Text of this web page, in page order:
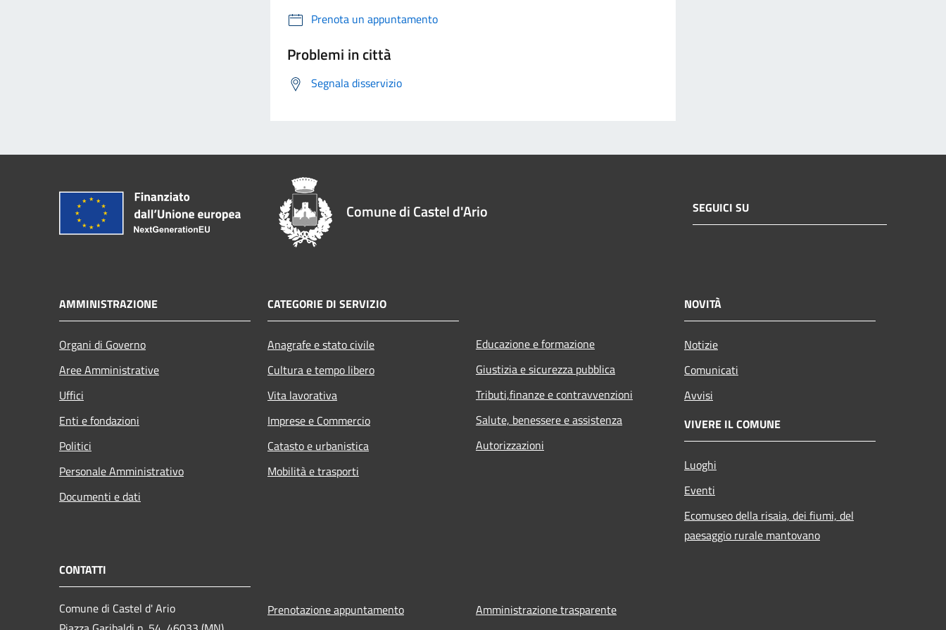
Prenota un appuntamento
Problemi in città
Segnala disservizio
Comune di Castel d'Ario SEGUICI SU
AMMINISTRAZIONE
Organi di Governo
Aree Amministrative
Uffici
Enti e fondazioni
Politici
Personale Amministrativo
Documenti e dati
CATEGORIE DI SERVIZIO
Anagrafe e stato civile
Cultura e tempo libero
Vita lavorativa
Imprese e Commercio
Catasto e urbanistica
Mobilità e trasporti
Educazione e formazione
Giustizia e sicurezza pubblica
Tributi,finanze e contravvenzioni
Salute, benessere e assistenza
Autorizzazioni
NOVITÀ
Notizie
Comunicati
Avvisi
VIVERE IL COMUNE
Luoghi
Eventi
Ecomuseo della risaia, dei fiumi, del
paesaggio rurale mantovano
CONTATTI
Comune di Castel d' Ario
Prenotazione appuntamento
Amministrazione trasparente